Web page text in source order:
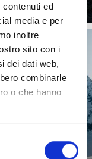
ed
media e per
inoltre
sito con i
dei dati web,
combinarle
o che hanno